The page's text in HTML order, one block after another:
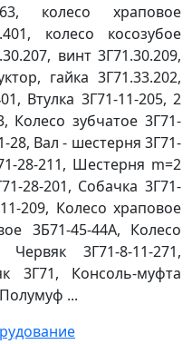
колесо храповое
колесо косозубое
винт 3Г71.30.209,
гайка 3Г71.33.202,
Втулка 3Г71-11-205, 2
Колесо зубчатое 3Г71-
28, Вал - шестерня 3Г71-
28-211, Шестерня m=2
28-201, Собачка 3Г71-
209, Колесо храповое
3Б71-45-44А, Колесо
Червяк 3Г71-8-11-271,
3Г71, Консоль-муфта
...